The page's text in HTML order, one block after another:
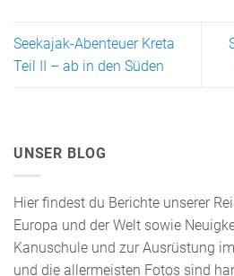
Seekajak-Abenteuer Kreta
Teil II – ab in den Süden
UNSER BLOG
Hier findest du Berichte unserer
Europa und der Welt sowie
Kanuschule und zur Ausrüstung
und die allermeisten Fotos sind